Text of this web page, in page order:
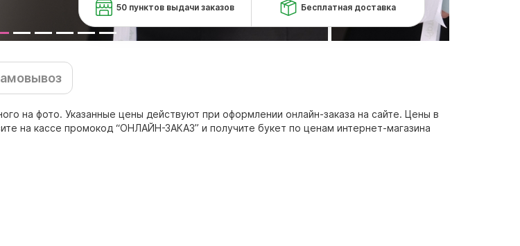
50 пунктов выдачи заказов Бесплатная доставка
на фото. Указанные цены действуют при оформлении онлайн-заказа на сайте. Цены в
на кассе промокод “ОНЛАЙН-ЗАКАЗ” и получите букет по ценам интернет-магазина